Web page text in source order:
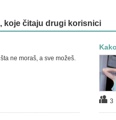
koje čitaju drugi korisnici
ne moraš, a sve možeš.
3